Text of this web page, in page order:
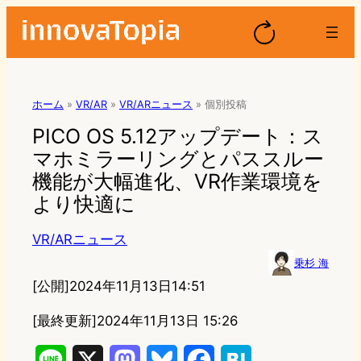
ホーム » VR/AR » VR/ARニュース » 個別投稿
PICO OS 5.12アップデート：ス
マホミラーリングとパススルー
機能が大幅進化、VR作業環境を
より快適に
VR/ARニュース
乗杉 海
[公開]2024年11月13日14:51
[最終更新]2024年11月13日 15:26